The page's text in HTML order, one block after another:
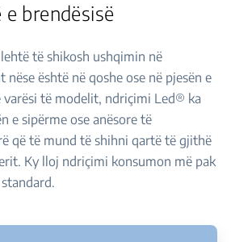
brendësisë
të shikosh ushqimin në
është në qoshe ose në pjesën e
varësi të modelit, ndriçimi Led® ka
e sipërme ose anësore të
që të mund të shihni qartë të gjithë
Ky lloj ndriçimi konsumon më pak